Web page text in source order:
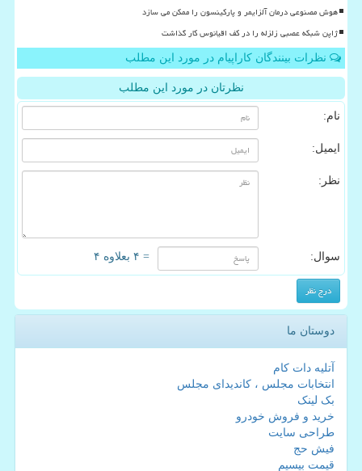
هوش مصنوعی درمان آلزایمر و پارکینسون را ممکن می سازد
ژاپن شبکه عصبی زلزله را در کف اقیانوس کار گذاشت
نظرات بینندگان کاراپیام در مورد این مطلب
نظرتان در مورد این مطلب
نام:
ایمیل:
نظر:
سوال: = ۴ بعلاوه ۴
دوستان ما
آتلیه دات کام
انتخابات مجلس ، کاندیدای مجلس
بک لینک
خرید و فروش خودرو
طراحی سایت
فیش حج
قیمت بیسیم